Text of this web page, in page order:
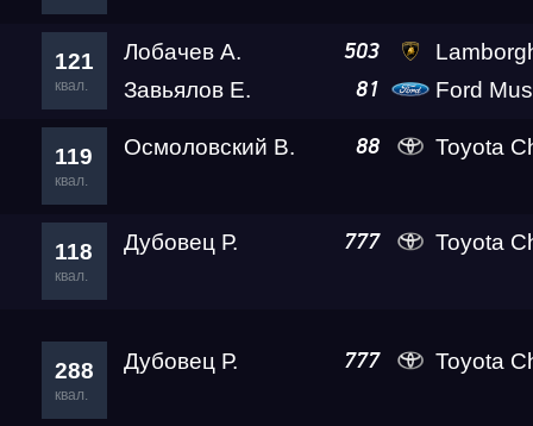
121
квал.
Лобачев А. 503
Lamborghini Huracan
Завьялов Е.
81 Ford
119
квал.
Осмоловский В. 88 Toyota
118
квал.
Дубовец Р. 777 Toyota
288
квал.
Дубовец Р. 777 Toyota